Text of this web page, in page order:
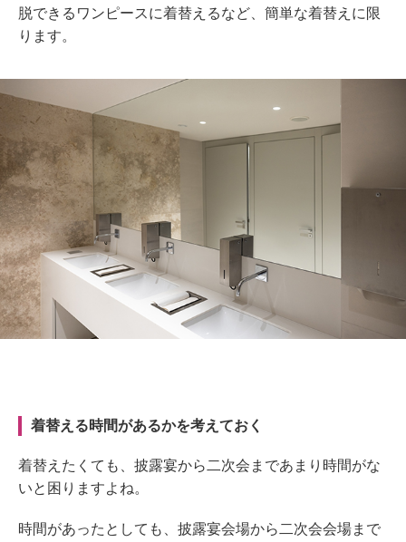
脱できるワンピースに着替えるなど、簡単な着替えに限
ります。
着替える時間があるかを考えておく
着替えたくても、披露宴から二次会まであまり時間がな
いと困りますよね。
時間があったとしても、披露宴会場から二次会会場まで